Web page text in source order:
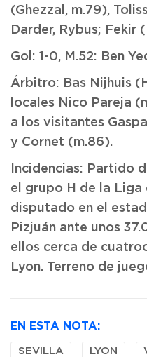
(Ghezzal, m.79),
Darder, Rybus; Fekir
Gol: 1-0, M.52: Ben
Árbitro: Bas Nijhuis
locales Nico Pareja
a los visitantes
y Cornet (m.86).
Incidencias: Partido
el grupo H de la Liga
disputado en el
Pizjuán ante unos
ellos cerca de
Lyon. Terreno de
EN ESTA NOTA:
SEVILLA LYON